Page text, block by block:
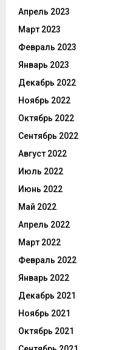
Апрель 2023
Март 2023
Февраль 2023
Январь 2023
Декабрь 2022
Ноябрь 2022
Октябрь 2022
Сентябрь 2022
Август 2022
Июль 2022
Июнь 2022
Май 2022
Апрель 2022
Март 2022
Февраль 2022
Январь 2022
Декабрь 2021
Ноябрь 2021
Октябрь 2021